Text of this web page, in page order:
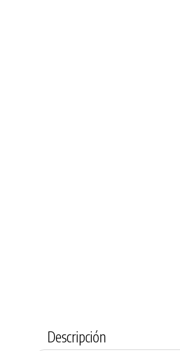
Descripción